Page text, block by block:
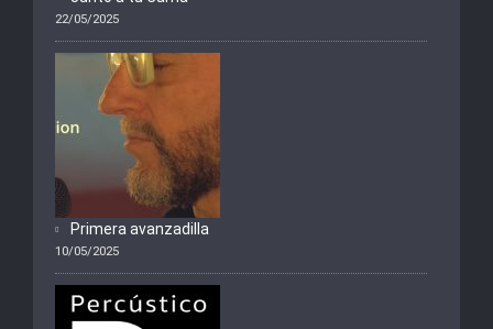
22/05/2025
Primera avanzadilla
10/05/2025